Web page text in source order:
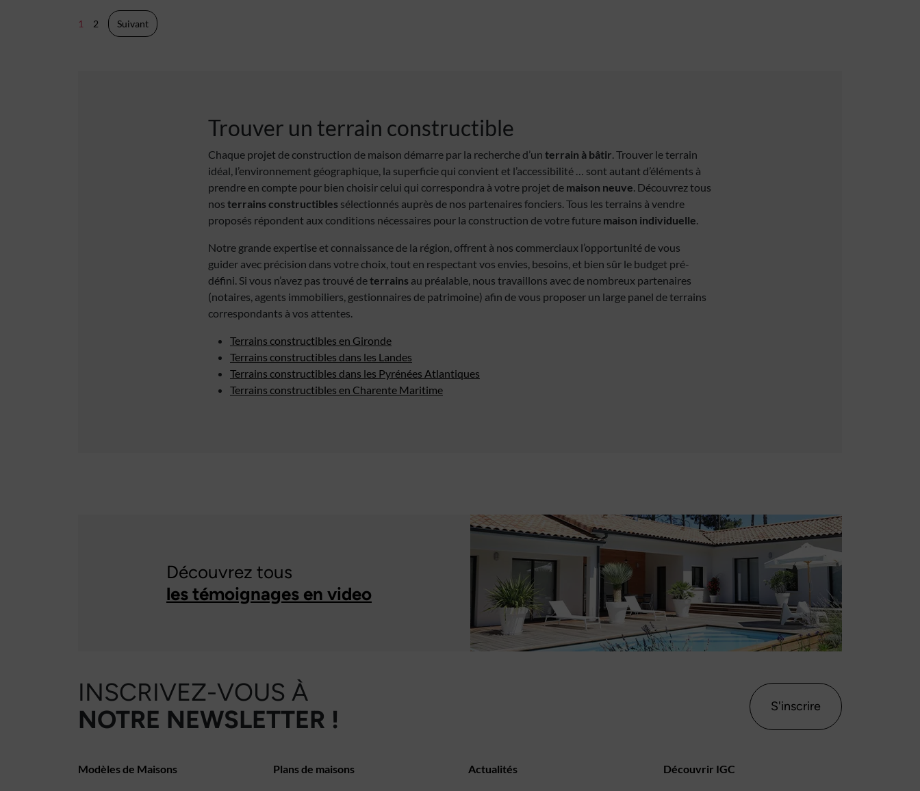
Pagination
1 2 Suivant
Trouver un terrain constructible
Chaque projet de construction de maison démarre par la recherche d’un terrain à bâtir. Trouver le terrain
idéal, l’environnement géographique, la superficie qui convient et l’accessibilité … sont autant d’éléments à
prendre en compte pour bien choisir celui qui correspondra à votre projet de maison neuve. Découvrez tous
nos terrains constructibles sélectionnés auprès de nos partenaires fonciers. Tous les terrains à vendre
proposés répondent aux conditions nécessaires pour la construction de votre future maison individuelle.
Notre grande expertise et connaissance de la région, offrent à nos commerciaux l’opportunité de vous
guider avec précision dans votre choix, tout en respectant vos envies, besoins, et bien sûr le budget pré-
défini. Si vous n’avez pas trouvé deterrains au préalable, nous travaillons avec de nombreux partenaires
(notaires, agents immobiliers, gestionnaires de patrimoine) afin de vous proposer un large panel de terrains
correspondants à vos attentes.
Terrains constructibles en Gironde
Terrains constructibles dans les Landes
Terrains constructibles dans les Pyrénées Atlantiques
Terrains constructibles en Charente Maritime
Découvrez tous
les témoignages en video
INSCRIVEZ-VOUS À
NOTRE NEWSLETTER !
S'inscrire
Modèles de Maisons Plans de maisons Actualités Découvrir IGC